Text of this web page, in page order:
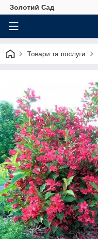
Золотий Сад
Товари та послуги